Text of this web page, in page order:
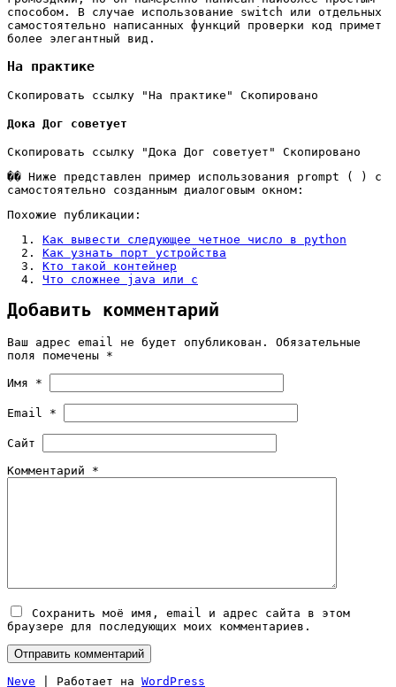
способом. В случае использование switch или отдельных
самостоятельно написанных функций проверки код примет
более элегантный вид.
На практике
Скопировать ссылку "На практике" Скопировано
Дока Дог советует
Скопировать ссылку "Дока Дог советует" Скопировано
�� Ниже представлен пример использования prompt ( ) с
самостоятельно созданным диалоговым окном:
Похожие публикации:
Как вывести следующее четное число в python
Как узнать порт устройства
Кто такой контейнер
Что сложнее java или c
Добавить комментарий
Ваш адрес email не будет опубликован.
Обязательные
поля помечены *
Имя *
Email *
Сайт
Комментарий *
Сохранить моё имя, email и адрес сайта в этом
браузере для последующих моих комментариев.
Neve | Работает на WordPress